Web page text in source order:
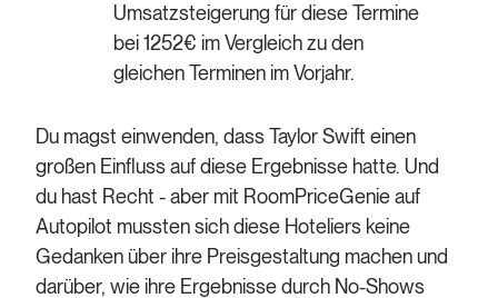
Umsatzsteigerung für diese Termine
bei 1252€ im Vergleich zu den
gleichen Terminen im Vorjahr.
Du magst einwenden, dass Taylor Swift einen
großen Einfluss auf diese Ergebnisse hatte. Und
du hast Recht - aber mit RoomPriceGenie auf
Autopilot mussten sich diese Hoteliers keine
Gedanken über ihre Preisgestaltung machen und
darüber, wie ihre Ergebnisse durch No-Shows